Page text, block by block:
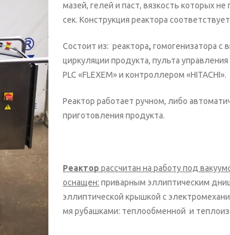
мазей, гелей и паст, вязкость которых
сек. Конструкция реактора
Состоит из: реактора, гомогенизатора с
циркуляции продукта, пульта
PLC «FLEXEM» и контроллером «HITACHI».
Реактор работает ручном, либо
приготовления продукта.
Реактор рассчитан на работу под
оснащен: приварным эллиптическим
эллиптической крышкой с
мя рубашками: теплообменной и